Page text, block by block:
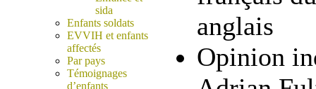
sida
Enfants soldats
EVVIH et enfants
affectés
Par pays
Témoignages
d’enfants
anglais
Opinion